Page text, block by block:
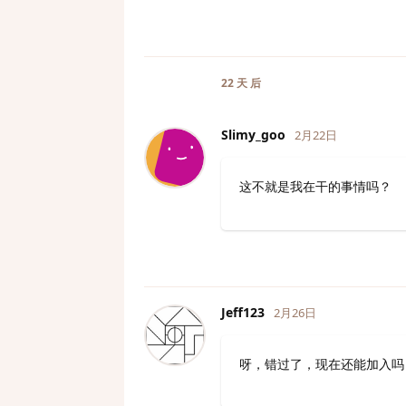
22 天 后
Slimy_goo 2月22日
这不就是我在干的事情吗？
Jeff123 2月26日
呀，错过了，现在还能加入